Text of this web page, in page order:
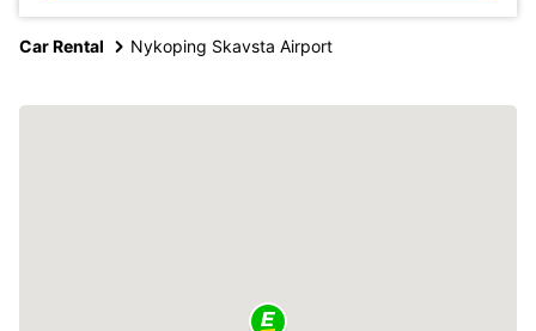
Car Rental Nykoping Skavsta Airport